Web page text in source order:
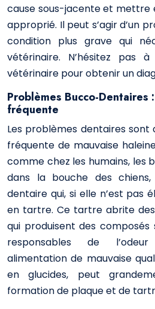
cause sous-jacente et
approprié. Il peut s’agir d’un
condition plus grave qui
vétérinaire. N’hésitez pas
vétérinaire pour obtenir un
Problèmes Bucco-Dentaires
fréquente
Les problèmes dentaires sont
fréquente de mauvaise
comme chez les humains, les
dans la bouche des
dentaire qui, si elle n’est pas
en tartre. Ce tartre abrite
qui produisent des composés
responsables de
alimentation de mauvaise
en glucides, peut
formation de plaque et de